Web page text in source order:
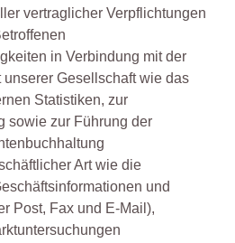
vertraglicher Verpflichtungen
in Verbindung mit der
unserer Gesellschaft wie das
Statistiken, zur
sowie zur Führung der
Art wie die
und
Post, Fax und E-Mail),